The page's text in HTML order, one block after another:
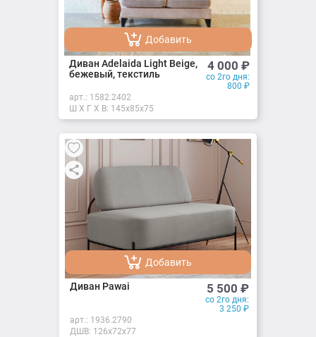
Добавить
Добавлено
Диван Adelaida Light Beige,
бежевый, текстиль
4 000 ₽
со 2го дня:
800 ₽
арт.: 1582.2402
Ш X Г X В: 145х85х75
Добавить
Диван Pawai 5 500 ₽
со 2го дня:
3 250 ₽
арт.: 1936.2790
ДШВ: 126х72х77